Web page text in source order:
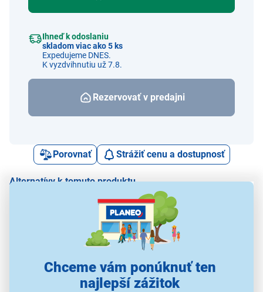
Chceme vám ponúknuť ten
najlepší zážitok
Ihneď k odoslaniu
skladom viac ako 5 ks
Expedujeme DNES.
K vyzdvihnutiu už 7.8.
Rezervovať v predajni
Porovnať Strážiť cenu a dostupnosť
Alternatívy k tomuto produktu
Secco S TS6046-97 Secco S TS1814-67
11,90 €
Secco S TS6007-61